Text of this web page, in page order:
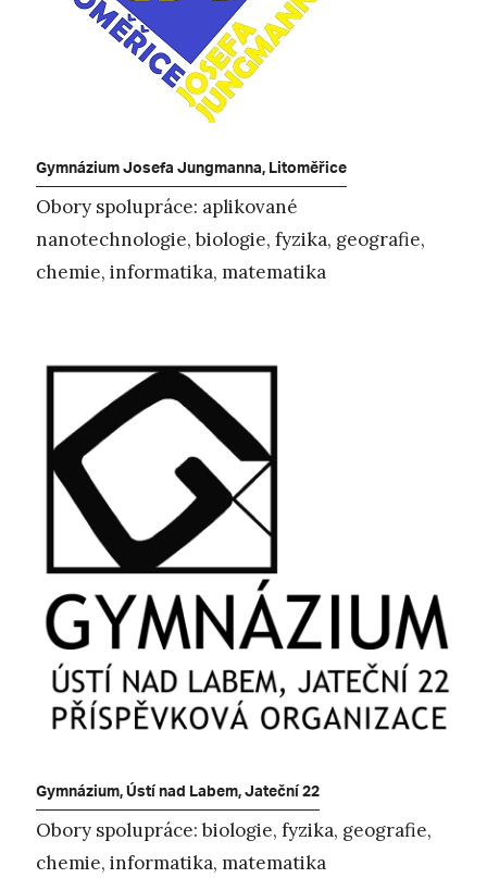
Gymnázium Josefa Jungmanna, Litoměřice
Obory spolupráce: aplikované
nanotechnologie, biologie, fyzika, geografie,
chemie, informatika, matematika
Gymnázium, Ústí nad Labem, Jateční 22
Obory spolupráce: biologie, fyzika, geografie,
chemie, informatika, matematika